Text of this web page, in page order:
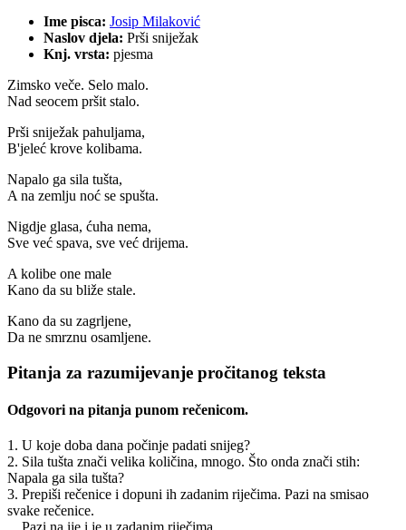
Ime pisca: Josip Milaković
Naslov djela: Prši sniježak
Knj. vrsta: pjesma
Zimsko veče. Selo malo.
Nad seocem pršit stalo.
Prši sniježak pahuljama,
B'jeleć krove kolibama.
Napalo ga sila tušta,
A na zemlju noć se spušta.
Nigdje glasa, ćuha nema,
Sve već spava, sve već drijema.
A kolibe one male
Kano da su bliže stale.
Kano da su zagrljene,
Da ne smrznu osamljene.
Pitanja za razumijevanje pročitanog teksta
Odgovori na pitanja punom rečenicom.
1. U koje doba dana počinje padati snijeg?
2. Sila tušta znači velika količina, mnogo. Što onda znači stih:
Napala ga sila tušta?
3. Prepiši rečenice i dopuni ih zadanim riječima. Pazi na smisao
svake rečenice.